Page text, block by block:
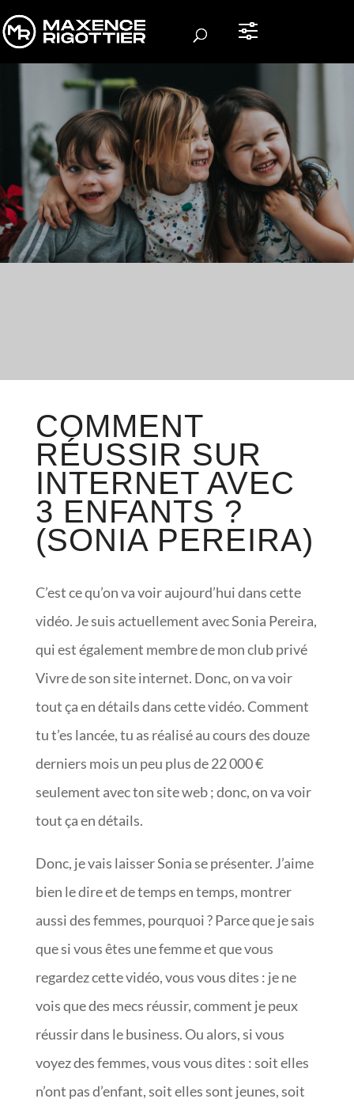
COMMENT
RÉUSSIR SUR
INTERNET AVEC
3 ENFANTS ?
(SONIA PEREIRA)
C’est ce qu’on va voir aujourd’hui dans cette
vidéo. Je suis actuellement avec Sonia Pereira,
qui est également membre de mon club privé
Vivre de son site internet. Donc, on va voir
tout ça en détails dans cette vidéo. Comment
tu t’es lancée, tu as réalisé au cours des douze
derniers mois un peu plus de 22 000 €
seulement avec ton site web ; donc, on va voir
tout ça en détails.
Donc, je vais laisser Sonia se présenter. J’aime
bien le dire et de temps en temps, montrer
aussi des femmes, pourquoi ? Parce que je sais
que si vous êtes une femme et que vous
regardez cette vidéo, vous vous dites : je ne
vois que des mecs réussir, comment je peux
réussir dans le business. Ou alors, si vous
voyez des femmes, vous vous dites : soit elles
n’ont pas d’enfant, soit elles sont jeunes, soit